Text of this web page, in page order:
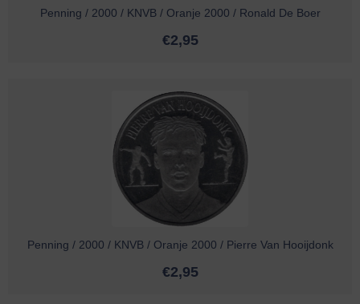
Penning / 2000 / KNVB / Oranje 2000 / Ronald De Boer
€2,95
Penning / 2000 / KNVB / Oranje 2000 / Pierre Van Hooijdonk
€2,95